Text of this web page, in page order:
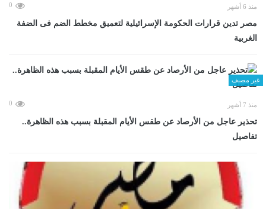
منذ 6 أشهر 0
مصر تدين قرارات الحكومة الإسرائيلية لتعميق مخطط الضم فى الضفة
الغربية
غير مصنف
منذ 7 أشهر 0
تحذير عاجل من الأرصاد عن طقس الأيام المقبلة بسبب هذه الظاهرة..
تفاصيل